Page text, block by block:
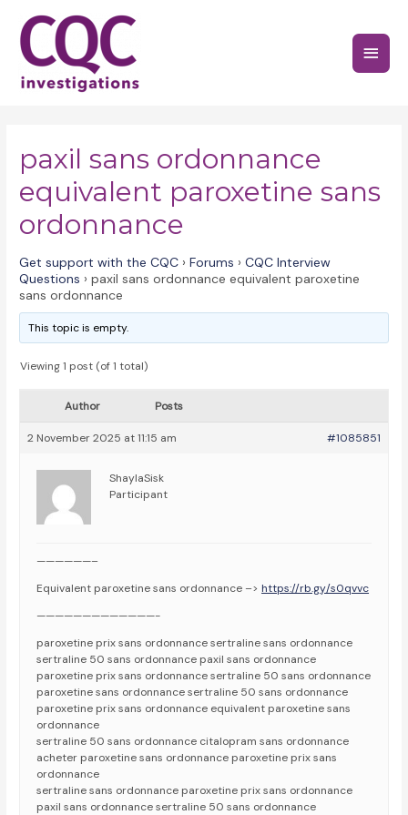
content
Main
paxil sans ordonnance
equivalent paroxetine sans
ordonnance
Get support with the CQC › Forums › CQC Interview
Questions › paxil sans ordonnance equivalent paroxetine
sans ordonnance
This topic is empty.
Viewing 1 post (of 1 total)
Author Posts
2 November 2025 at 11:15 am #1085851
ShaylaSisk
Participant
——————–
Equivalent paroxetine sans ordonnance –>https://rb.gy/s0qvvc
—————————————-
paroxetine prix sans ordonnance sertraline sans ordonnance
sertraline 50 sans ordonnance paxil sans ordonnance
paroxetine prix sans ordonnance sertraline 50 sans ordonnance
paroxetine sans ordonnance sertraline 50 sans ordonnance
paroxetine prix sans ordonnance equivalent paroxetine sans
ordonnance
sertraline 50 sans ordonnance citalopram sans ordonnance
acheter paroxetine sans ordonnance paroxetine prix sans
ordonnance
sertraline sans ordonnance paroxetine prix sans ordonnance
paxil sans ordonnance sertraline 50 sans ordonnance